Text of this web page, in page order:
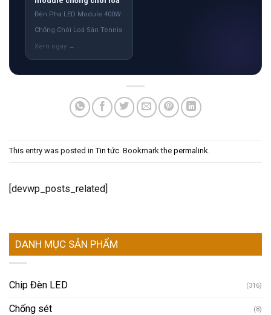
Đèn Pha LED Module 400W
Chống Chói Loá Sân Tennis
This entry was posted inTin tức. Bookmark the permalink.
[devwp_posts_related]
DANH MỤC SẢN PHẨM
Chip Đèn LED (316)
Chống sét (8)